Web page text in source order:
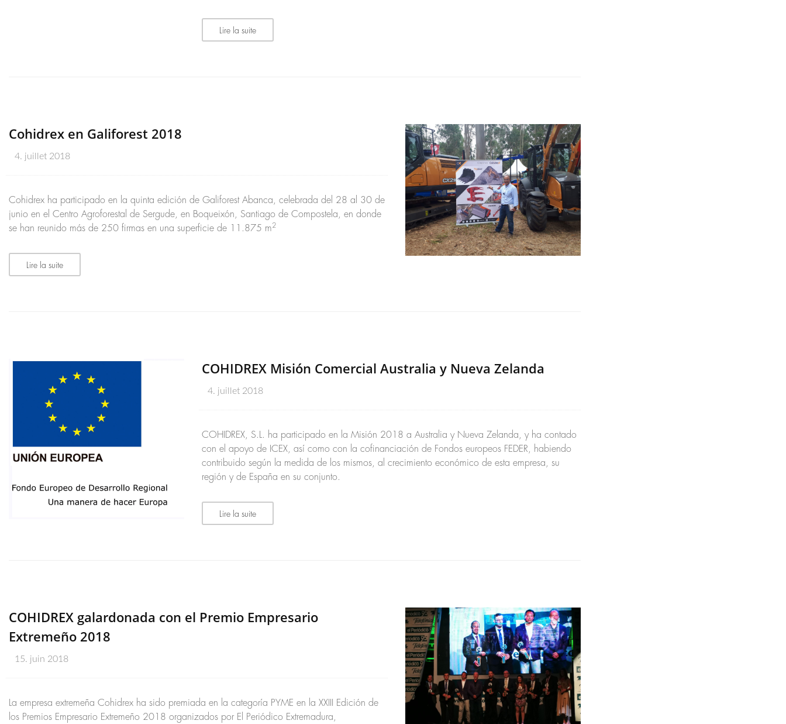
Lire la suite
Cohidrex en Galiforest 2018
4. juillet 2018
Cohidrex ha participado en la quinta edición de Galiforest Abanca, celebrada del 28 al 30 de
junio en el Centro Agroforestal de Sergude, en Boqueixón, Santiago de Compostela, en donde
se han reunido más de 250 firmas en una superficie de 11.875 m2
Lire la suite
COHIDREX Misión Comercial Australia y Nueva Zelanda
4. juillet 2018
COHIDREX, S.L. ha participado en la Misión 2018 a Australia y Nueva Zelanda, y ha contado
con el apoyo de ICEX, así como con la cofinanciación de Fondos europeos FEDER, habiendo
contribuido según la medida de los mismos, al crecimiento económico de esta empresa, su
región y de España en su conjunto.
Lire la suite
COHIDREX galardonada con el Premio Empresario
Extremeño 2018
15. juin 2018
La empresa extremeña Cohidrex ha sido premiada en la categoría PYME en la XXIII Edición de
los Premios Empresario Extremeño 2018 organizados por El Periódico Extremadura,